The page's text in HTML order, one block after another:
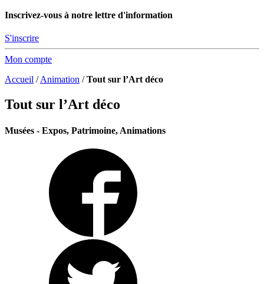
Inscrivez-vous à notre lettre d'information
S'inscrire
Mon compte
Accueil /Animation /Tout sur l’Art déco
Tout sur l’Art déco
Musées - Expos, Patrimoine, Animations